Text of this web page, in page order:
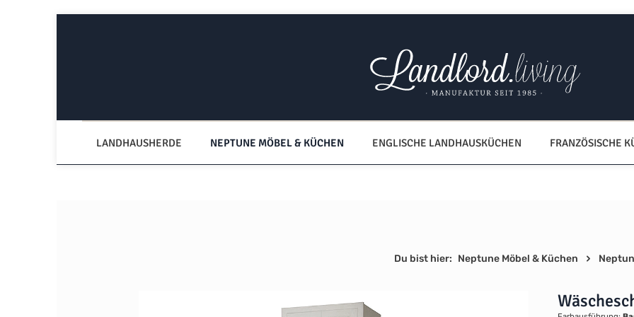
LANDHAUSHERDE NEPTUNE MÖBEL & KÜCHEN ENGLISCHE LANDHAUSKÜCHEN FRANZÖSISCHE
Du bist hier: Neptune Möbel & Küchen